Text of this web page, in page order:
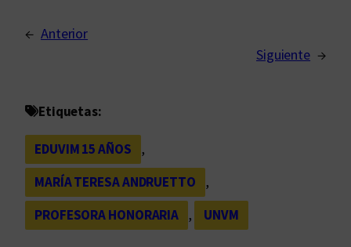
← Anterior
Siguiente →
Etiquetas:
EDUVIM 15 AÑOS
,
MARÍA TERESA ANDRUETTO
,
PROFESORA HONORARIA
, UNVM